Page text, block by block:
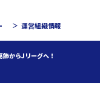
運営組織情報
からJリーグへ！